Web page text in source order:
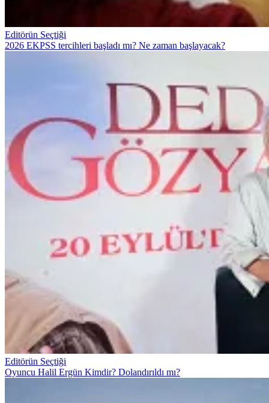
Editörün Seçtiği
2026 EKPSS tercihleri başladı mı? Ne zaman başlayacak?
Editörün Seçtiği
Oyuncu Halil Ergün Kimdir? Dolandırıldı mı?